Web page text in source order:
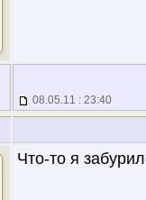
08.05.11 : 23:40
Что-то я